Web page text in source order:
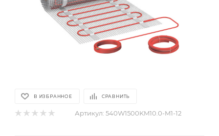
В ИЗБРАННОЕ СРАВНИТЬ
Артикул: 540W1500KM10.0-M1-12